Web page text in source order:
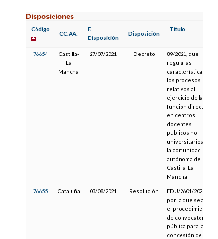
Disposiciones
Código
CC.AA.
F.
Disposición
Disposición
Título
76654
Castilla-
La
Mancha
27/07/2021 Decreto
89/2021, que
regula las
características y
los procesos
relativos al
ejercicio de la
función directiva
en centros
docentes
públicos no
universitarios de
la comunidad
autónoma de
Castilla-La
Mancha
76655 Cataluña 03/08/2021 Resolución
EDU/2601/2021,
por la que se abre
el procedimiento
de convocatoria
pública para la
concesión de